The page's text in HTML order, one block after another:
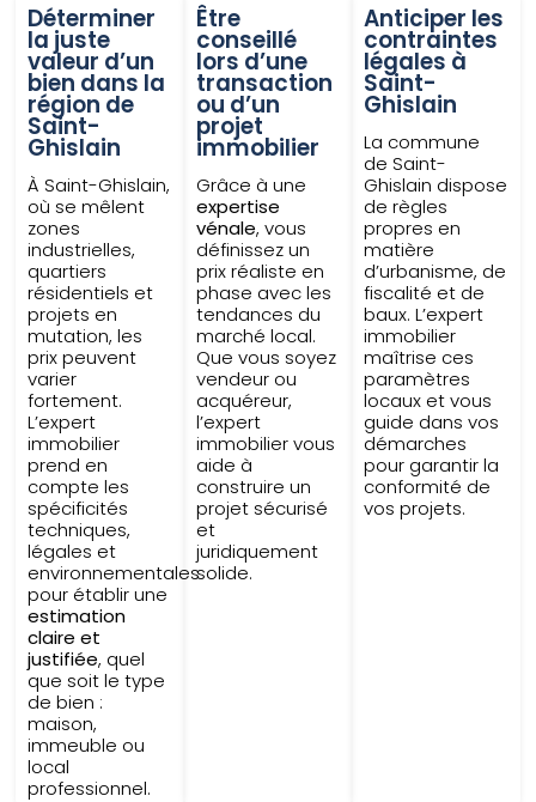
Déterminer
la juste
valeur d’un
bien dans la
région de
Saint-
Ghislain
À Saint-Ghislain,
où se mêlent
zones
industrielles,
quartiers
résidentiels et
projets en
mutation, les
prix peuvent
varier
fortement.
L’expert
immobilier
prend en
compte les
spécificités
techniques,
légales et
environnementales
pour établir une
estimation
claire et
justifiée, quel
que soit le type
de bien :
maison,
immeuble ou
local
professionnel.
Être
conseillé
lors d’une
transaction
ou d’un
projet
immobilier
Grâce à une
expertise
vénale, vous
définissez un
prix réaliste en
phase avec les
tendances du
marché local.
Que vous soyez
vendeur ou
acquéreur,
l’expert
immobilier vous
aide à
construire un
projet sécurisé
et
juridiquement
solide.
Anticiper les
contraintes
légales à
Saint-
Ghislain
La commune
de Saint-
Ghislain dispose
de règles
propres en
matière
d’urbanisme, de
fiscalité et de
baux. L’expert
immobilier
maîtrise ces
paramètres
locaux et vous
guide dans vos
démarches
pour garantir la
conformité de
vos projets.